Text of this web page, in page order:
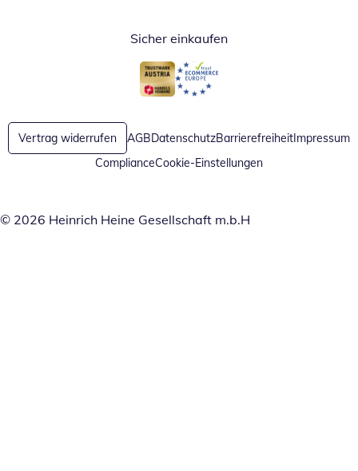
Sicher einkaufen
Öffnet in neuem Fenster
Öffnet in neuem Fenster
Vertrag widerrufen AGBDatenschutzBarrierefreiheitImpressum
ComplianceCookie-Einstellungen
© 2026 Heinrich Heine Gesellschaft m.b.H